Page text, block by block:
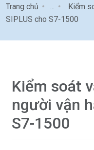
Trang chủ
Kiểm
SIPLUS cho S7-1500
Kiểm soát
người vận
S7-1500